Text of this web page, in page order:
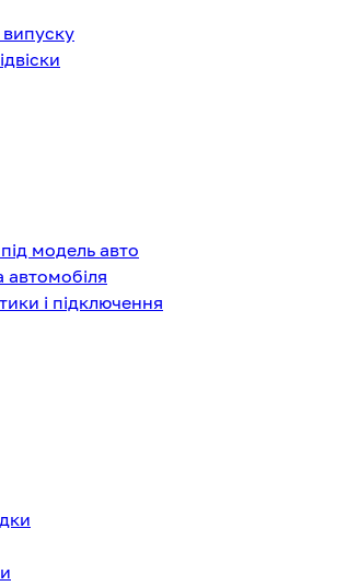
модель авто
і підключення